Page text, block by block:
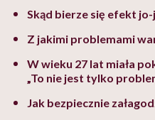
Skąd bierze się efekt
Z jakimi problemami
W wieku 27 lat miała
„To nie jest tylko
Jak bezpiecznie